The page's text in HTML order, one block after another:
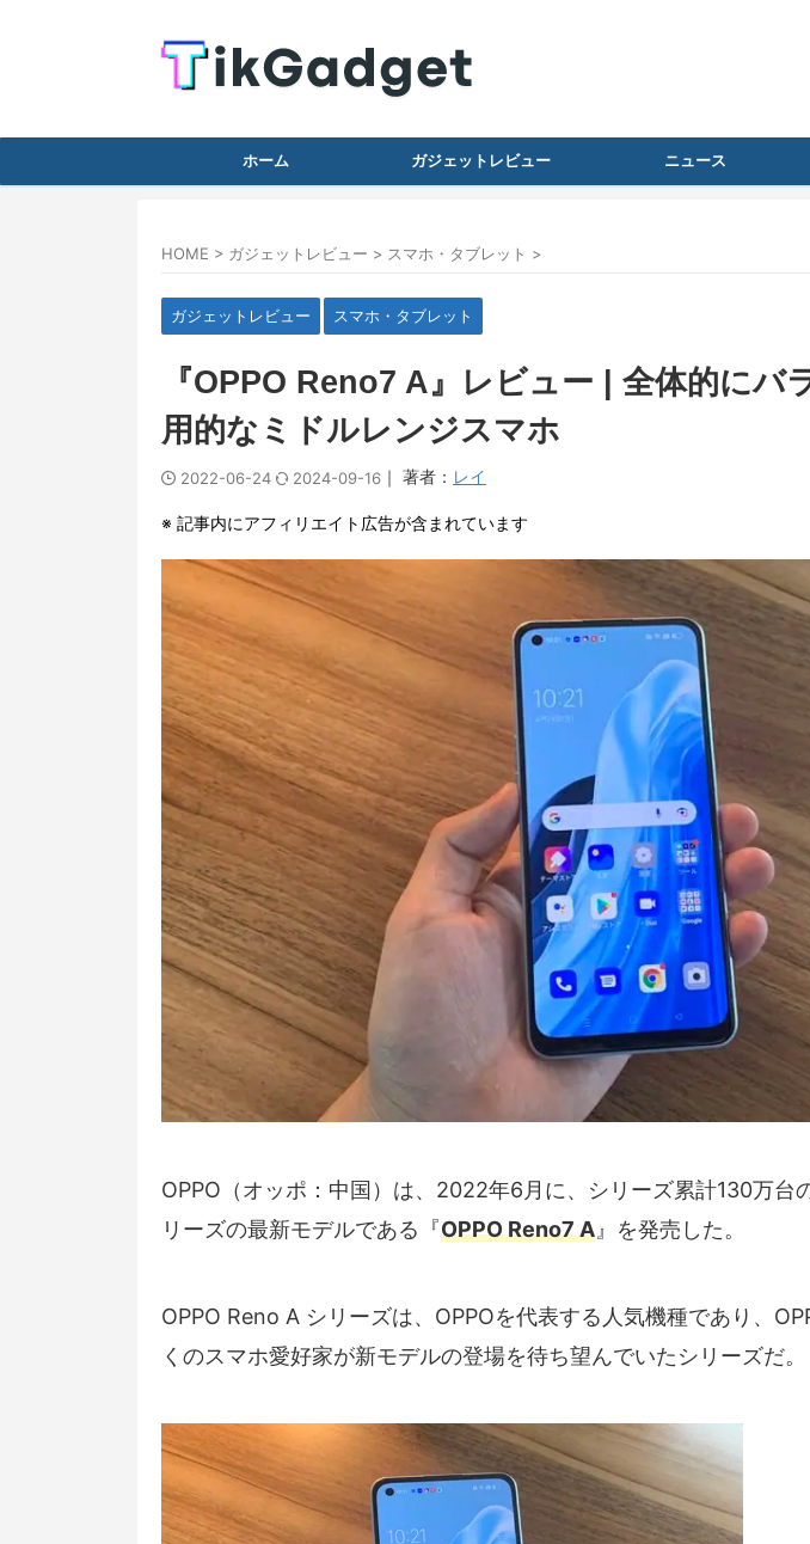
ホーム ガジェットレビュー ニュース
HOME > ガジェットレビュー > スマホ・タブレット >
ガジェットレビュー スマホ・タブレット
『OPPO Reno7 A』レビュー | 全体的にバ
用的なミドルレンジスマホ
2022-06-24 2024-09-16 ｜ 著者： レイ
※ 記事内にアフィリエイト広告が含まれています
OPPO（オッポ：中国）は、2022年6月に、シリーズ累計130万台
リーズの最新モデルである『OPPO Reno7 A』を発売した。
OPPO Reno A シリーズは、OPPOを代表する人気機種であり、
くのスマホ愛好家が新モデルの登場を待ち望んでいたシリーズだ。